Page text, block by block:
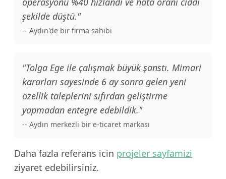
şekilde düştü."
-- Aydın'de bir firma sahibi
"Tolga Ege ile çalışmak büyük şanstı. Mimari
kararları sayesinde 6 ay sonra gelen yeni
özellik taleplerini sıfırdan geliştirme
yapmadan entegre edebildik."
-- Aydın merkezli bir e-ticaret markası
Daha fazla referans icin projeler sayfamizi
ziyaret edebilirsiniz.